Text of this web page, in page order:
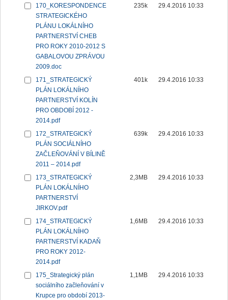
170_KORESPONDENCE
STRATEGICKÉHO
PLÁNU LOKÁLNÍHO
PARTNERSTVÍ CHEB
PRO ROKY 2010-2012 S
GABALOVOU ZPRÁVOU
2009.doc
235k 29.4.2016 10:33
171_STRATEGICKÝ
PLÁN LOKÁLNÍHO
PARTNERSTVÍ KOLÍN
PRO OBDOBÍ 2012 -
2014.pdf
401k 29.4.2016 10:33
172_STRATEGICKÝ
PLÁN SOCIÁLNÍHO
ZAČLEŇOVÁNÍ V BÍLINĚ
2011 – 2014.pdf
639k 29.4.2016 10:33
173_STRATEGICKÝ
PLÁN LOKÁLNÍHO
PARTNERSTVÍ
JIRKOV.pdf
2,3MB 29.4.2016 10:33
174_STRATEGICKÝ
PLÁN LOKÁLNÍHO
PARTNERSTVÍ KADAŇ
PRO ROKY 2012-
2014.pdf
1,6MB 29.4.2016 10:33
175_Strategický plán
sociálního začleňování v
Krupce pro období 2013-
1,1MB 29.4.2016 10:33